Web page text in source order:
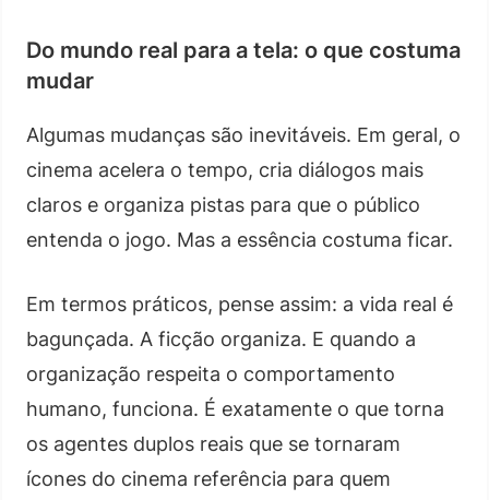
Do mundo real para a tela: o que costuma
mudar
Algumas mudanças são inevitáveis. Em geral, o
cinema acelera o tempo, cria diálogos mais
claros e organiza pistas para que o público
entenda o jogo. Mas a essência costuma ficar.
Em termos práticos, pense assim: a vida real é
bagunçada. A ficção organiza. E quando a
organização respeita o comportamento
humano, funciona. É exatamente o que torna
os agentes duplos reais que se tornaram
ícones do cinema referência para quem